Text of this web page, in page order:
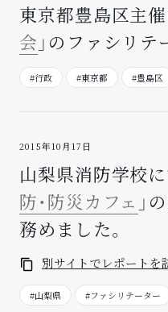
東京都豊島区主催
会 」のファシリ
#行政 #東京都 #豊島区
2015年10月17日
山梨県消防学校に
防・防災カフェ 」
務めました。
別サイトでレポートを
#山梨県 #ファシリテーター